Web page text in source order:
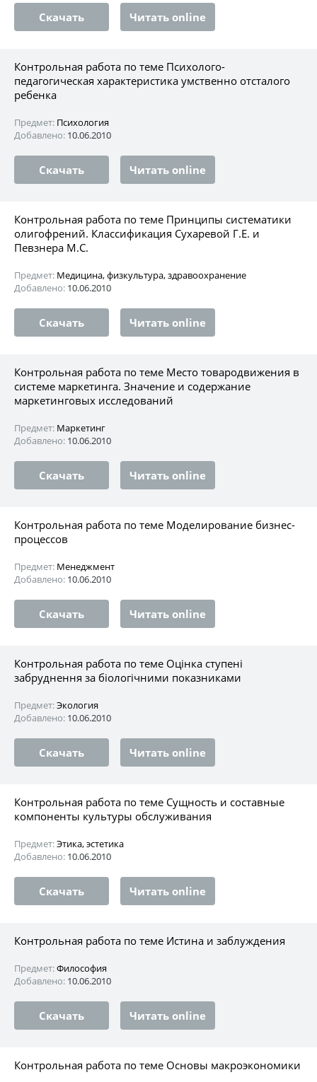
Скачать Читать online
Контрольная работа по теме Психолого-
педагогическая характеристика умственно отсталого
ребенка
Предмет: Психология
Добавлено: 10.06.2010
Скачать Читать online
Контрольная работа по теме Принципы систематики
олигофрений. Классификация Сухаревой Г.Е. и
Певзнера М.С.
Предмет: Медицина, физкультура, здравоохранение
Добавлено: 10.06.2010
Скачать Читать online
Контрольная работа по теме Место товародвижения в
системе маркетинга. Значение и содержание
маркетинговых исследований
Предмет: Маркетинг
Добавлено: 10.06.2010
Скачать Читать online
Контрольная работа по теме Моделирование бизнес-
процессов
Предмет: Менеджмент
Добавлено: 10.06.2010
Скачать Читать online
Контрольная работа по теме Оцінка ступені
забруднення за біологічними показниками
Предмет:Экология
Добавлено: 10.06.2010
Скачать Читать online
Контрольная работа по теме Сущность и составные
компоненты культуры обслуживания
Предмет:Этика, эстетика
Добавлено: 10.06.2010
Скачать Читать online
Контрольная работа по теме Истина и заблуждения
Предмет:Философия
Добавлено: 10.06.2010
Скачать Читать online
Контрольная работа по теме Основы макроэкономики